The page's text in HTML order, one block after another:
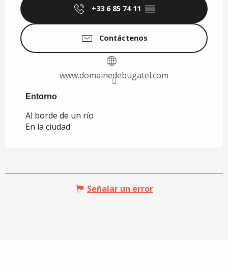
+33 6 85 74 11 ▒▒
Contáctenos
www.domainedebugatel.com
Entorno
Entorno
Al borde de un río
En la ciudad
Señalar un error